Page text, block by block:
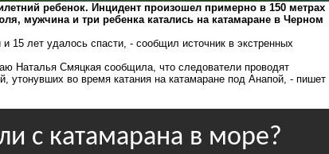
ребенок. Инцидент произошел примерно в 150 метрах
мужчина и три ребенка катались на катамаране в Черном
15 лет удалось спасти, - сообщил источник в экстренных
Наталья Смяцкая сообщила, что следователи проводят
утонувших во время катания на катамаране под Анапой, - пишет